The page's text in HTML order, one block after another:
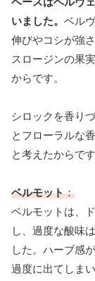
いました。 ベル
伸びやコシが強
スロージンの果
からです。
シロックを香り
とフローラルな
と考えたからです
ベルモット：
ベルモットは、
し、過度な酸味
した。ハーブ感
過度に出てしまい